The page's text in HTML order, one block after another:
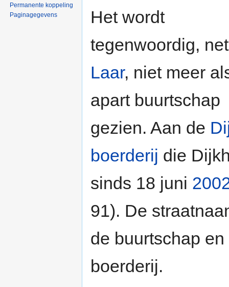
Het wordt
tegenwoordig,
Laar, niet meer
apart buurtschap
gezien. Aan de
boerderij die
sinds 18 juni
91). De
de buurtschap
boerderij.
Permanente koppeling
Paginagegevens